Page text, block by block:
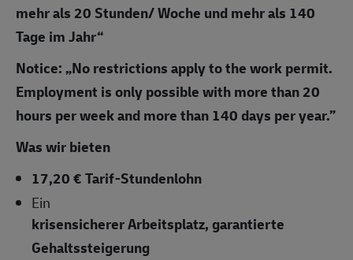
mehr als 20 Stunden/ Woche und mehr als 140
Tage im Jahr“
Notice: „No restrictions apply to the work permit.
Employment is only possible with more than 20
hours per week and more than 140 days per year.”
Was wir bieten
17,20 € Tarif-Stundenlohn
Ein
krisensicherer Arbeitsplatz, garantierte
Gehaltssteigerung